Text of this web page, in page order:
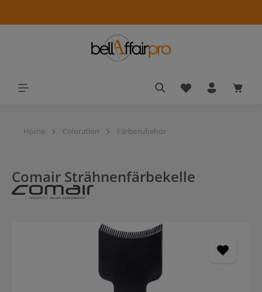
Du hast 0
Home Coloration Färbezubehör
Comair Strähnenfärbekelle
Bildergalerie überspringen